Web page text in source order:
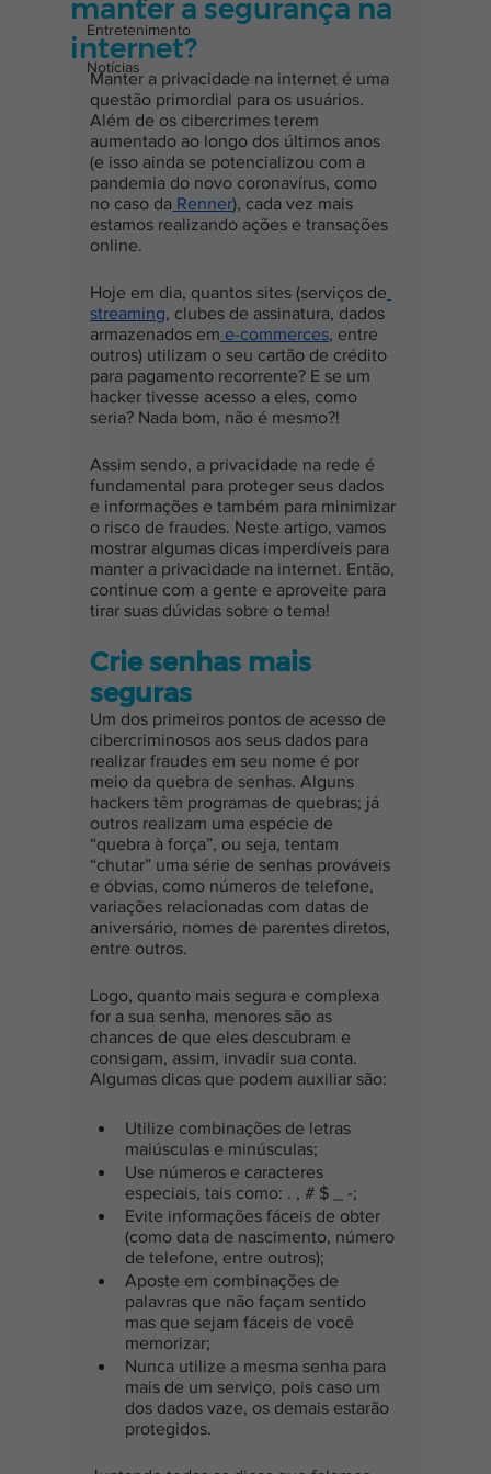
Entretenimento
Notícias
manter a segurança na
internet?
Manter a privacidade na internet é uma
questão primordial para os usuários.
Além de os cibercrimes terem
aumentado ao longo dos últimos anos
(e isso ainda se potencializou com a
pandemia do novo coronavírus, como
no caso da Renner), cada vez mais
estamos realizando ações e transações
online.
Hoje em dia, quantos sites (serviços de
streaming, clubes de assinatura, dados
armazenados em e-commerces, entre
outros) utilizam o seu cartão de crédito
para pagamento recorrente? E se um
hacker tivesse acesso a eles, como
seria? Nada bom, não é mesmo?!
Assim sendo, a privacidade na rede é
fundamental para proteger seus dados
e informações e também para minimizar
o risco de fraudes. Neste artigo, vamos
mostrar algumas dicas imperdíveis para
manter a privacidade na internet. Então,
continue com a gente e aproveite para
tirar suas dúvidas sobre o tema!
Crie senhas mais
seguras
Um dos primeiros pontos de acesso de
cibercriminosos aos seus dados para
realizar fraudes em seu nome é por
meio da quebra de senhas. Alguns
hackers têm programas de quebras; já
outros realizam uma espécie de
“quebra à força”, ou seja, tentam
“chutar” uma série de senhas prováveis
e óbvias, como números de telefone,
variações relacionadas com datas de
aniversário, nomes de parentes diretos,
entre outros.
Logo, quanto mais segura e complexa
for a sua senha, menores são as
chances de que eles descubram e
consigam, assim, invadir sua conta.
Algumas dicas que podem auxiliar são:
Utilize combinações de letras
maiúsculas e minúsculas;
Use números e caracteres
especiais, tais como: . , # $ _ -;
Evite informações fáceis de obter
(como data de nascimento, número
de telefone, entre outros);
Aposte em combinações de
palavras que não façam sentido
mas que sejam fáceis de você
memorizar;
Nunca utilize a mesma senha para
mais de um serviço, pois caso um
dos dados vaze, os demais estarão
protegidos.